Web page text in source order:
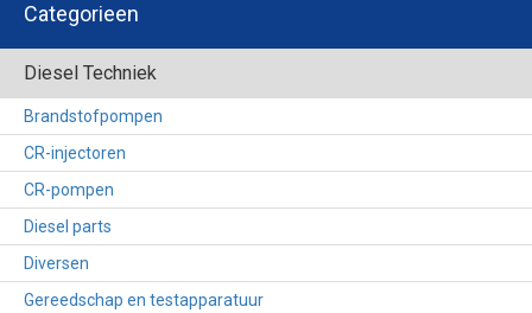
Categorieen
Diesel Techniek
Brandstofpompen
CR-injectoren
CR-pompen
Diesel parts
Diversen
Gereedschap en testapparatuur